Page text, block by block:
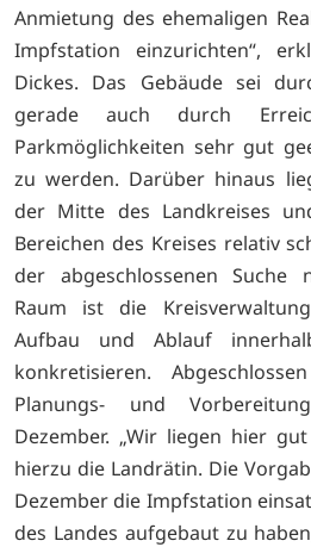
Anmietung des ehemaligen
Impfstation einzurichten“,
Dickes. Das Gebäude sei
gerade auch durch
Parkmöglichkeiten sehr gut
zu werden. Darüber hinaus
der Mitte des Landkreises
Bereichen des Kreises relativ
der abgeschlossenen Suche
Raum ist die
Aufbau und Ablauf
konkretisieren.
Planungs- und
Dezember. „Wir liegen hier
hierzu die Landrätin. Die
Dezember die Impfstation
des Landes aufgebaut zu